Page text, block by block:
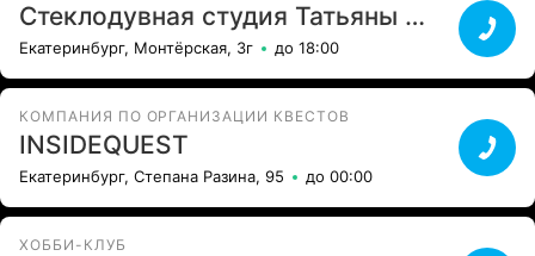
Стеклодувная студия Татьяны Тунис
Екатеринбург, Монтёрская, 3г до 18:00
КОМПАНИЯ ПО ОРГАНИЗАЦИИ КВЕСТОВ
INSIDEQUEST
Екатеринбург, Степана Разина, 95 до 00:00
ХОББИ-КЛУБ